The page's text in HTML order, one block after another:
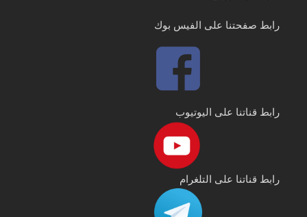
رابط صفحتنا على الفيس بوك
رابط قناتنا على اليوتيوب
رابط قناتنا على التلغرام